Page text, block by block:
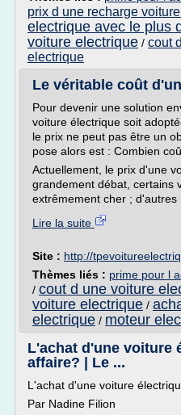
prix d une recharge
electrique avec le plus
voiture electrique / cout
electrique
Le véritable coût
Pour devenir une solution
voiture électrique soit
le prix ne peut pas être un
pose alors est : Combien
Actuellement, le prix d'une
grandement débat, certains
extrêmement cher ; d'autres
Lire la suite
Site : http://
Thèmes liés : prime pour l
/ cout d une voiture
voiture electrique /
electrique / moteur
L'achat d'une voiture
affaire? | Le ...
L'achat d'une voiture
Par Nadine Filion